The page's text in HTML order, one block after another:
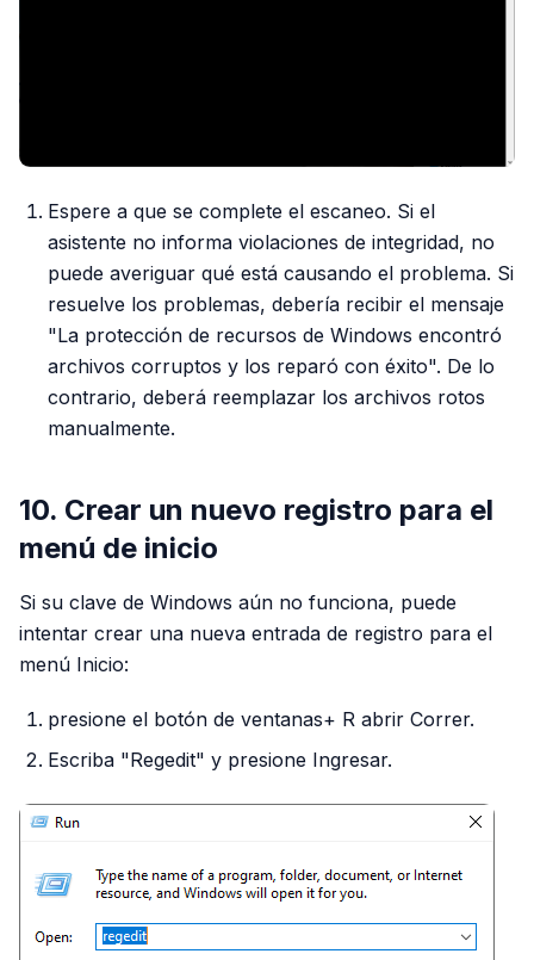
Espere a que se complete el escaneo. Si el
asistente no informa violaciones de integridad, no
puede averiguar qué está causando el problema. Si
resuelve los problemas, debería recibir el mensaje
"La protección de recursos de Windows encontró
archivos corruptos y los reparó con éxito". De lo
contrario, deberá reemplazar los archivos rotos
manualmente.
10. Crear un nuevo registro para el
menú de inicio
Si su clave de Windows aún no funciona, puede
intentar crear una nueva entrada de registro para el
menú Inicio:
presione el botón de ventanas+ R abrir Correr.
Escriba "Regedit" y presione Ingresar.